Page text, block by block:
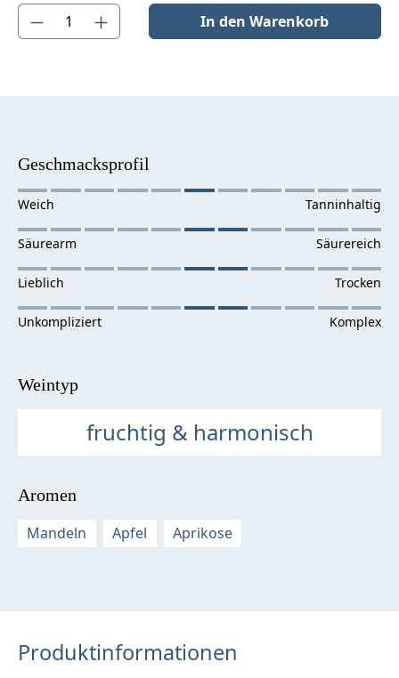
Produkt Anzahl: Gib den gewünschten Wert ein oder benutze
In den Warenkorb
Geschmacksprofil
Weintyp
fruchtig & harmonisch
Aromen
Mandeln
Apfel Aprikose
Produktinformationen